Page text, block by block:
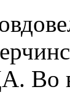
Во